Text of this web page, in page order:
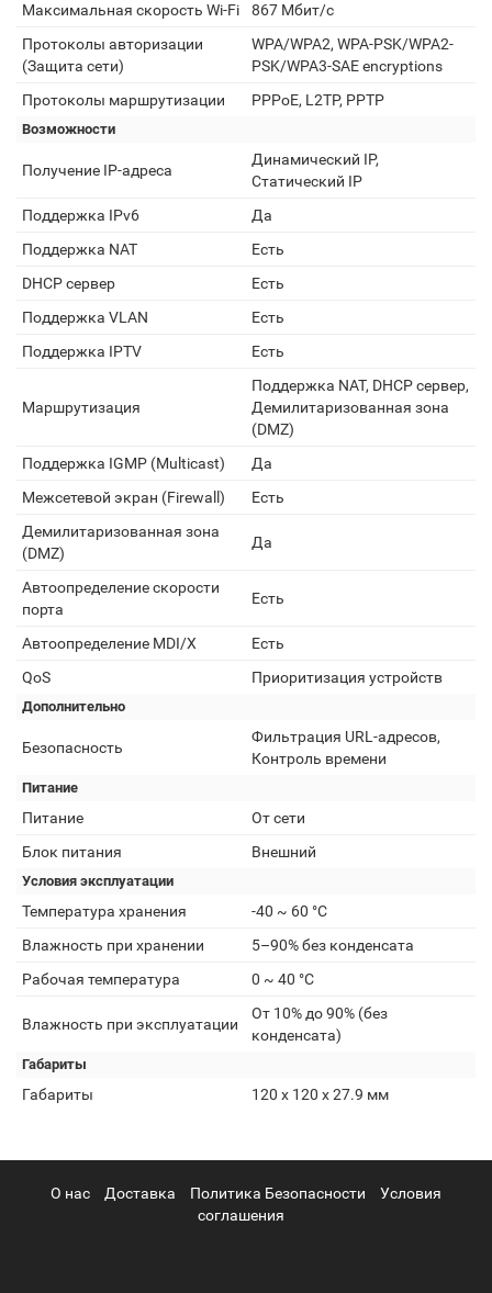
Максимальная скорость Wi-Fi
867 Мбит/с
Протоколы авторизации
(Защита сети)
WPA/WPA2, WPA-PSK/WPA2-
PSK/WPA3-SAE encryptions
Протоколы маршрутизации
PPPoE, L2TP, PPTP
Возможности
Получение IP-адреса
Динамический IP,
Статический IP
Поддержка IPv6
Да
Поддержка NAT
Есть
DHCP сервер
Есть
Поддержка VLAN
Есть
Поддержка IPTV
Есть
Маршрутизация
Поддержка NAT, DHCP сервер,
Демилитаризованная зона
(DMZ)
Поддержка IGMP (Multicast)
Да
Межсетевой экран (Firewall)
Есть
Демилитаризованная зона
(DMZ)
Да
Автоопределение скорости
порта
Есть
Автоопределение MDI/X
Есть
QoS
Приоритизация устройств
Дополнительно
Безопасность
Фильтрация URL-адресов,
Контроль времени
Питание
Питание
От сети
Блок питания
Внешний
Условия эксплуатации
Температура хранения
-40 ~ 60 °C
Влажность при хранении
5–90% без конденсата
Рабочая температура
0 ~ 40 °C
Влажность при эксплуатации
От 10% до 90% (без
конденсата)
Габариты
Габариты 120 х 120 х 27.9 мм
О нас Доставка Политика Безопасности
Условия
соглашения